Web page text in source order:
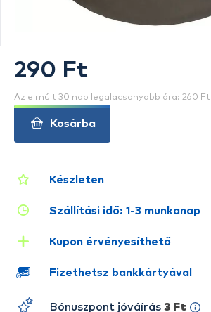
Készleten
Szállítási idő: 1-3 munkanap
Kupon érvényesíthető
Fizethetsz bankkártyával
Bónuszpont jóváírás 3 Ft
290 Ft
Az elmúlt 30 nap legalacsonyabb ára: 260 Ft
Kosárba